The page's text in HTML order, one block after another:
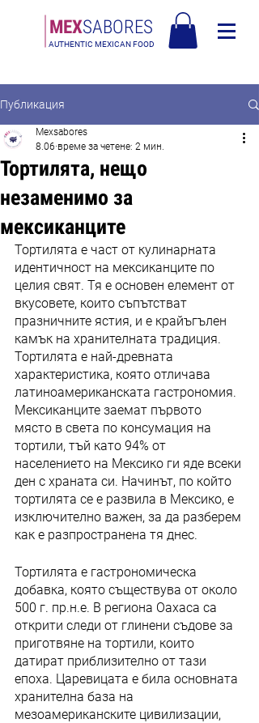
МЕXSABORES
AUTHENTIC MEXICAN FOOD
Публикация
Тортилята, нещо
незаменимо за
мексиканците
Mexsabores
8.06 време за четене: 2 мин.
Тортилята е част от кулинарната
идентичност на мексиканците по
целия свят. Тя е основен елемент от
вкусовете, които съпътстват
празничните ястия, и е крайъгълен
камък на хранителната традиция.
Тортилята е най-древната
характеристика, която отличава
латиноамериканската гастрономия.
Мексиканците заемат първото
място в света по консумация на
тортили, тъй като 94% от
населението на Мексико ги яде всеки
ден с храната си. Начинът, по който
тортилята се е развила в Мексико, е
изключително важен, за да разберем
как е разпространена тя днес.
Тортилята е гастрономическа
добавка, която съществува от около
500 г. пр.н.е. В региона Oaxaca са
открити следи от глинени съдове за
приготвяне на тортили, които
датират приблизително от тази
епоха. Царевицата е била основната
хранителна база на
мезоамериканските цивилизации,